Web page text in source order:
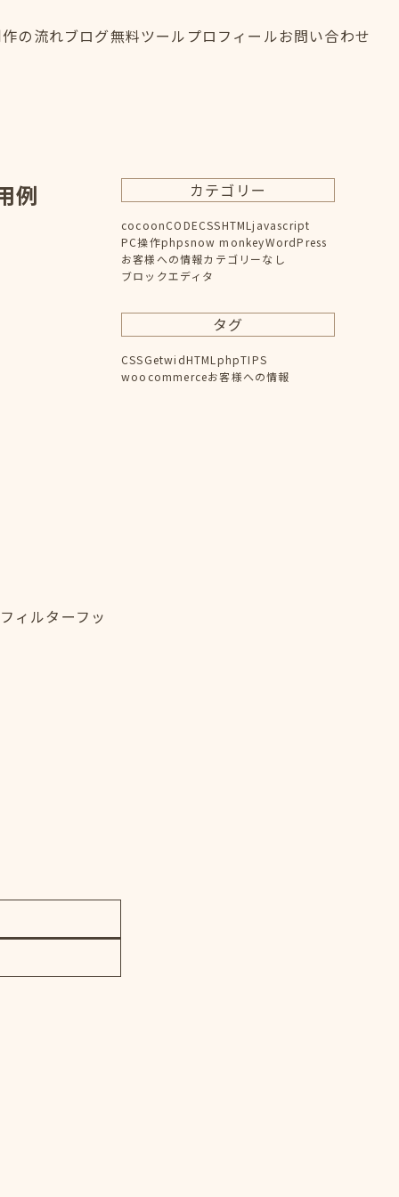
の流れブログ無料ツール プロフィールお問い合わせ
例
ィルターフッ
カテゴリー
cocoonCODECSSHTMLjavascript
PC操作phpsnow monkeyWordPress
お客様への情報カテゴリーなし
ブロックエディタ
タグ
CSSGetwidHTML phpTIPS
woocommerceお客様への情報